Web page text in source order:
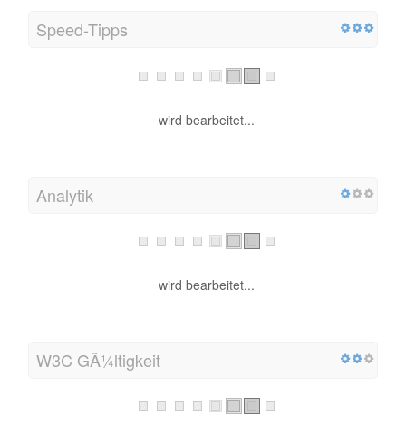
Speed-Tipps
wird bearbeitet...
Analytik
wird bearbeitet...
W3C GÃ¼ltigkeit